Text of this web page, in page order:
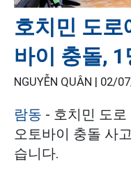
호치민 도로
바이 충돌,
NGUYỄN QUÂN | 02/
람동 - 호치민 도
오토바이 충돌 사
습니다.